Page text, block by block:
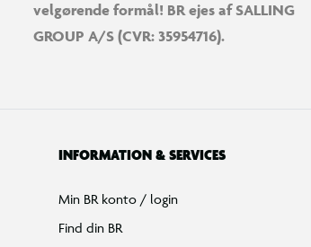
velgørende formål! BR ejes af SALLING
GROUP A/S (CVR: 35954716).
INFORMATION & SERVICES
Min BR konto / login
Find din BR